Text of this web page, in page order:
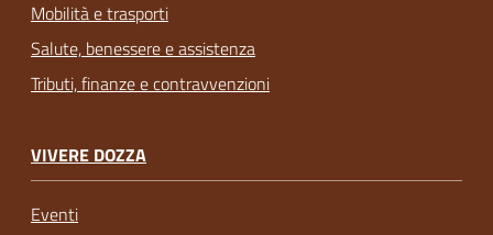
Mobilità e trasporti
Salute, benessere e assistenza
Tributi, finanze e contravvenzioni
VIVERE DOZZA
Eventi